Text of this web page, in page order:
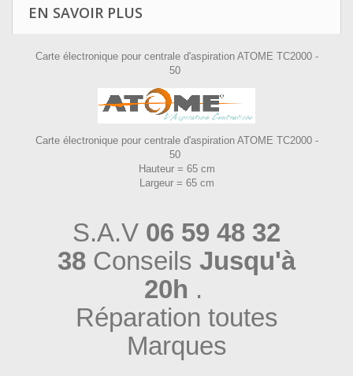
EN SAVOIR PLUS
Carte électronique pour centrale d'aspiration ATOME TC2000 -
50
Carte électronique pour centrale d'aspiration ATOME TC2000 -
50
Hauteur = 65 cm
Largeur = 65 cm
S.A.V 06 59 48 32
38 Conseils Jusqu'à
20h .
Réparation toutes
Marques